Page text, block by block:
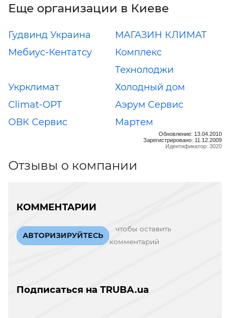
Еще организации в Киеве
Гудвинд Украина
МАГАЗИН КЛИМАТ
Мебиус-Кентатсу
Комплекс
Технолоджи
Укрклимат
Холодный дом
Climat-OPT
Аэрум Сервис
ОВК Сервис
Мартем
Обновление: 13.04.2010
Зарегистрировано: 11.12.2009
Идентификатор: 3020
Отзывы о компании
КОММЕНТАРИИ
АВТОРИЗИРУЙТЕСЬ
чтобы оставить
комментарий
Подписаться на TRUBA.ua